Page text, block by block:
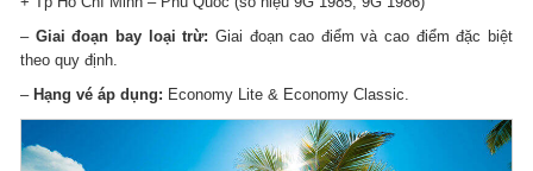
– Giai đoạn bay loại trừ: Giai đoạn cao điểm và cao điểm đặc biệt
theo quy định.
–Hạng vé áp dụng: Economy Lite & Economy Classic.